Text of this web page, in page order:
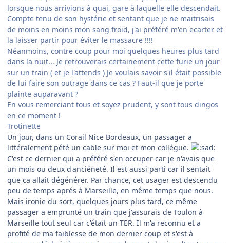
lorsque nous arrivions à quai, gare à laquelle elle descendait.
Compte tenu de son hystérie et sentant que je ne maitrisais
de moins en moins mon sang froid, j'ai préféré m'en ecarter et
la laisser partir pour éviter le massacre !!!!
Néanmoins, contre coup pour moi quelques heures plus tard
dans la nuit... Je retrouverais certainement cette furie un jour
sur un train ( et je l'attends ) Je voulais savoir s'il était possible
de lui faire son outrage dans ce cas ? Faut-il que je porte
plainte auparavant ?
En vous remerciant tous et soyez prudent, y sont tous dingos
en ce moment !
Trotinette
Un jour, dans un Corail Nice Bordeaux, un passager a
littéralement pété un cable sur moi et mon collégue.
C'est ce dernier qui a préféré s'en occuper car je n'avais que
un mois ou deux d'anciéneté. Il est aussi parti car il sentait
que ca allait dégénérer. Par chance, cet usager est descendu
peu de temps aprés à Marseille, en même temps que nous.
Mais ironie du sort, quelques jours plus tard, ce même
passager a emprunté un train que j'assurais de Toulon à
Marseille tout seul car c'était un TER. Il m'a reconnu et a
profité de ma faiblesse de mon dernier coup et s'est à